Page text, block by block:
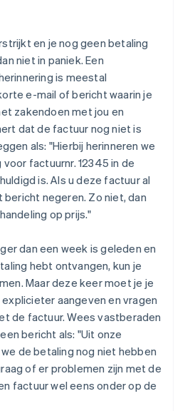
en je nog geen betaling
niet in paniek. Een
is meestal
e-mail of bericht waarin je
zakendoen met jou en
dat de factuur nog niet is
als: "Hierbij herinneren we
factuurnr. 12345 in de
is. Als u deze factuur al
negeren. Zo niet, dan
op prijs."
dan een week is geleden en
hebt ontvangen, kun je
Maar deze keer moet je je
aangeven en vragen
de factuur. Wees vastberaden
bericht als: "Uit onze
de betaling nog niet hebben
of er problemen zijn met de
factuur wel eens onder op de